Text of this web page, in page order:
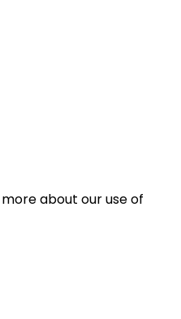
about our use of